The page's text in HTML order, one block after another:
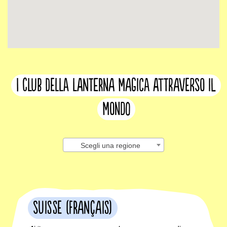
I club della lanterna magica attraverso il
mondo
Scegli una regione
Suisse (français)